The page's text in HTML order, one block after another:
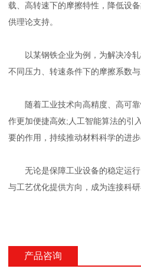
载、高转速下的摩擦特性，降低设
供理论支持。
以某钢铁企业为例，为解决冷轧
不同压力、转速条件下的摩擦系数
随着工业技术向高精度、高可靠
作更加便捷高效;人工智能算法的引
要的作用，持续推动材料科学的进步
无论是保障工业设备的稳定运行
与工艺优化提供方向，成为连接科研
产品咨询